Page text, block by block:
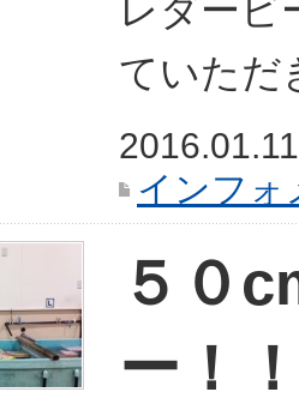
レダービ
ていただ
2016.01.11
インフォ
５０
ー！